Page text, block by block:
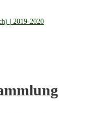
| 2019-2020